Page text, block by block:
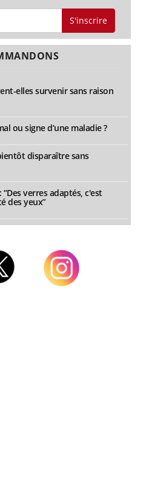
S'inscrire
elles survenir sans raison
ou signe d’une maladie ?
disparaître sans
verres adaptés, c'est
des yeux”